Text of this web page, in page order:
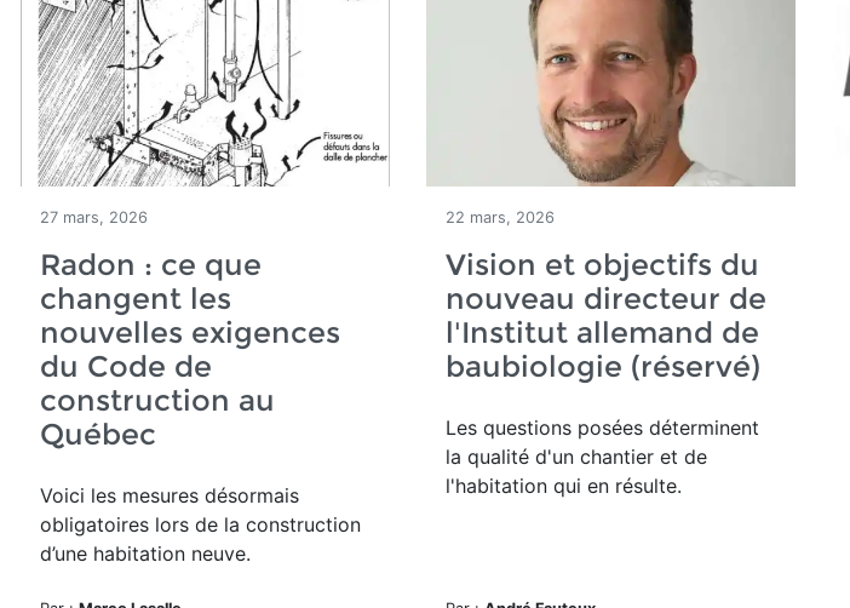
27 mars, 2026
Radon : ce que
changent les
nouvelles exigences
du Code de
construction au
Québec
Voici les mesures désormais
obligatoires lors de la construction
d’une habitation neuve.
22 mars, 2026
Vision et objectifs du
nouveau directeur de
l'Institut allemand de
baubiologie (réservé)
Les questions posées déterminent
la qualité d'un chantier et de
l'habitation qui en résulte.